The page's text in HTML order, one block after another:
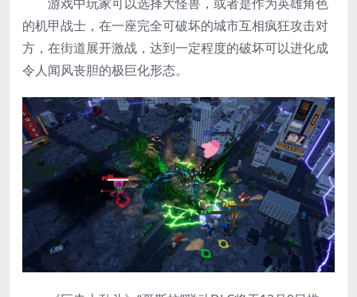
的机甲战士，在一座完全可破坏的城市互相疯狂攻击对
方，在街道展开激战，达到一定程度的破坏可以进化成
令人闻风丧胆的极巨化形态。